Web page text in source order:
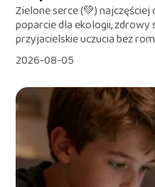
Zielone serce (💚)
poparcie dla ekologii, zdrowy
przyjacielskie uczucia bez
2026-08-05